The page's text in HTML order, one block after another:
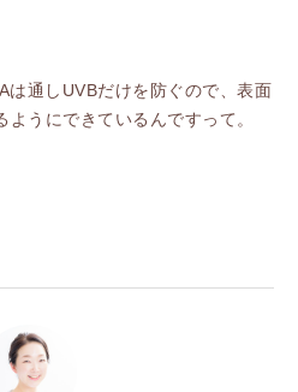
は通しUVBだけを防ぐので、表面
うにできているんですって。